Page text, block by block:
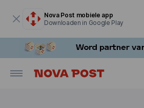
Nova Post mobiele app
Downloaden in Google Play